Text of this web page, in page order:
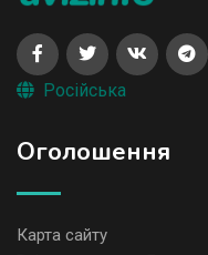
Російська
Оголошення
Карта сайту